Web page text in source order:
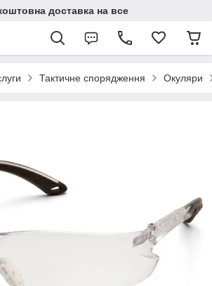
доставка на все
Тактичне спорядження Окуляри